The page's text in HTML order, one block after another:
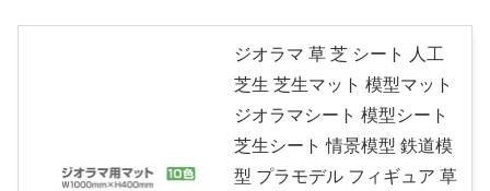
ジオラマ 草 芝 シート 人工
芝生 芝生マット 模型マット
ジオラマシート 模型シート
芝生シート 情景模型 鉄道模
型 プラモデル フィギュア 草